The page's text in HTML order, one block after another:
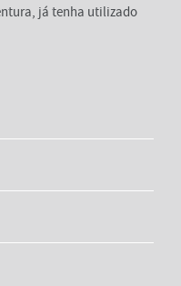
já tenha utilizado